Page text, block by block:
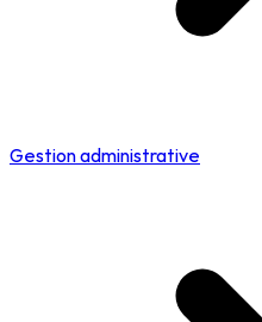
Gestion administrative